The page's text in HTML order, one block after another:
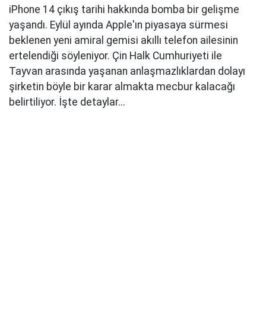
iPhone 14 çıkış tarihi hakkında bomba bir gelişme
yaşandı. Eylül ayında Apple'ın piyasaya sürmesi
beklenen yeni amiral gemisi akıllı telefon ailesinin
ertelendiği söyleniyor. Çin Halk Cumhuriyeti ile
Tayvan arasında yaşanan anlaşmazlıklardan dolayı
şirketin böyle bir karar almakta mecbur kalacağı
belirtiliyor. İşte detaylar...